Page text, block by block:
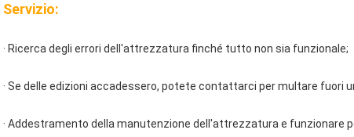
Servizio:
· Ricerca degli errori dell'attrezzatura finché tutto non sia funzionale;
· Se delle edizioni accadessero, potete contattarci per multare fuori
· Addestramento della manutenzione dell'attrezzatura e funzionare